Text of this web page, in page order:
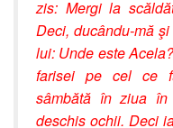
zis: Mergi la
Deci, ducându-mă
lui: Unde este
farisei pe cel ce
sâmbătă în ziua
deschis ochii. Deci